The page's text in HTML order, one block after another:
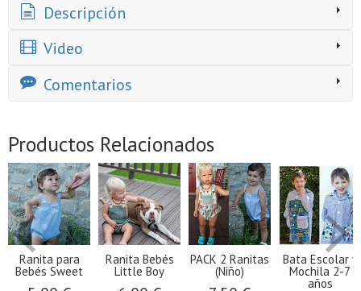
Descripción
Video
Comentarios
Productos Relacionados
Ranita para
Bebés Sweet
Ranita Bebés
Little Boy
PACK 2 Ranitas
(Niño)
Bata Escolar y
Mochila 2-7
años